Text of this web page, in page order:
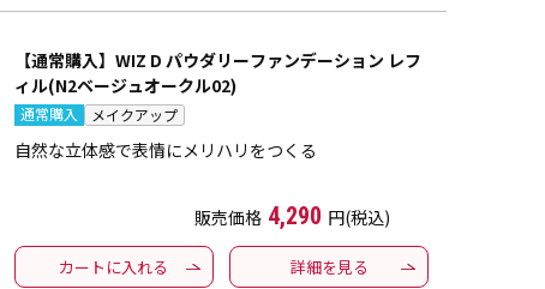
【通常購入】WIZ D パウダリーファンデーション レフ
ィル(N2ベージュオークル02)
通常購入 メイクアップ
自然な立体感で表情にメリハリをつくる
販売価格 4,290 円(税込)
カートに入れる 詳細を見る